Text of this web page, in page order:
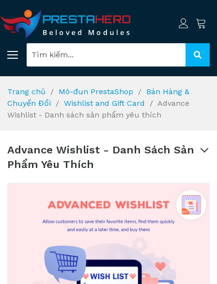
Trang chủ Mô-đun PrestaShop
Bán Hàng &
Chuyển Đổi
Wishlist and Gift Card
Advance
Wishlist - Danh sách sản phẩm yêu thích
Advance Wishlist - Danh Sách Sản
Phẩm Yêu Thích